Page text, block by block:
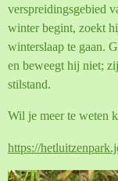
verspreidingsgebied
winter begint, zoekt
winterslaap te gaan.
en beweegt hij niet;
stilstand.
Wil je meer te weten
https://